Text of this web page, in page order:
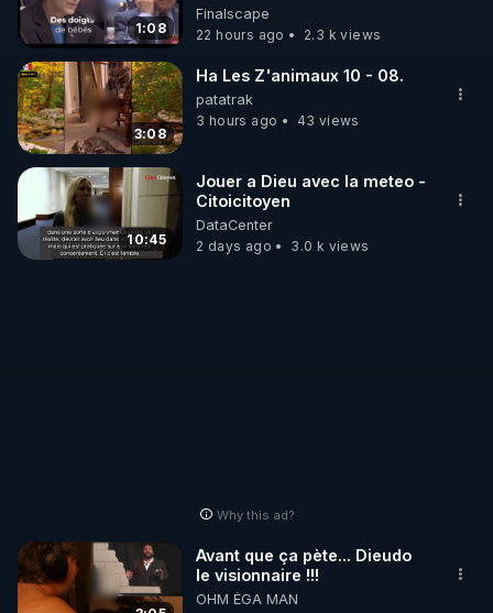
1:08
Finalscape
22 hours ago
2.3 k views
3:08
Ha Les Z'animaux 10 - 08.
patatrak
3 hours ago
43 views
10:45
Jouer a Dieu avec la meteo -
Citoicitoyen
DataCenter
2 days ago
3.0 k views
Why this ad?
Avant que ça pète... Dieudo
le visionnaire !!!
OHM ÉGA MAN